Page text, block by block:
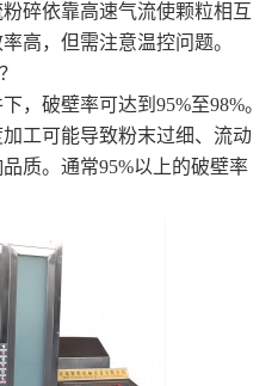
碎依靠高速气流使颗粒相互
高，但需注意温控问题。
破壁率可达到95%至98%。
工可能导致粉末过细、流动
质。通常95%以上的破壁率